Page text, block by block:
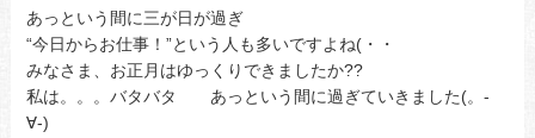
あっという間に三が日が過ぎ
“今日からお仕事！”という人も多いですよね(・・
みなさま、お正月はゆっくりできましたか??
私は。。。バタバタ あっという間に過ぎていきました(。-
∀-)